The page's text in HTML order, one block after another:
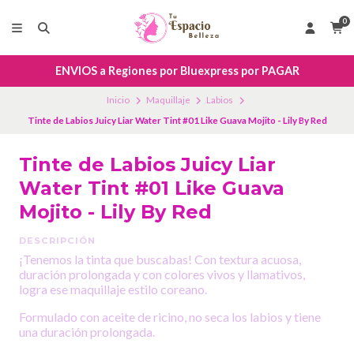
0
ENVIOS a Regiones por Bluexpress por PAGAR
Inicio Maquillaje
Labios
Tinte de Labios Juicy Liar Water Tint #01 Like Guava Mojito - Lily By Red
Tinte de Labios Juicy Liar
Water Tint #01 Like Guava
Mojito - Lily By Red
DESCRIPCIÓN
¡Tenemos la tinta que buscabas! Con textura acuosa,
duración prolongada y con colores vivos y llamativos,
logra ese maquillaje estilo coreano.
Formulado con aceite de ricino, no seca los labios y tiene
una duración prolongada.